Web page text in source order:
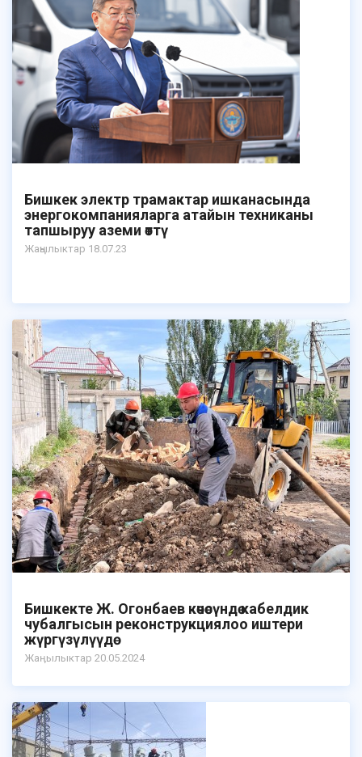
Бишкек электр трамактар ишканасында
энергокомпанияларга атайын техниканы
тапшыруу аземи өттү
Жаңылыктар 18.07.23
Бишкекте Ж. Огонбаев көчөсүндө кабелдик
чубалгысын реконструкциялоо иштери
жүргүзүлүүдө
Жаӊылыктар 20.05.2024